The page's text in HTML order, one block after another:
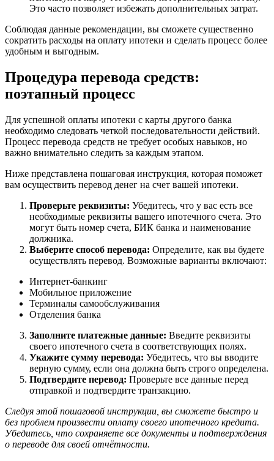
Это часто позволяет избежать дополнительных затрат.
Соблюдая данные рекомендации, вы сможете существенно
сократить расходы на оплату ипотеки и сделать процесс более
удобным и выгодным.
Процедура перевода средств:
поэтапный процесс
Для успешной оплаты ипотеки с карты другого банка
необходимо следовать четкой последовательности действий.
Процесс перевода средств не требует особых навыков, но
важно внимательно следить за каждым этапом.
Ниже представлена пошаговая инструкция, которая поможет
вам осуществить перевод денег на счет вашей ипотеки.
Проверьте реквизиты: Убедитесь, что у вас есть все
необходимые реквизиты вашего ипотечного счета. Это
могут быть номер счета, БИК банка и наименование
должника.
Выберите способ перевода: Определите, как вы будете
осуществлять перевод. Возможные варианты включают:
Интернет-банкинг
Мобильное приложение
Терминалы самообслуживания
Отделения банка
Заполните платежные данные: Введите реквизиты
своего ипотечного счета в соответствующих полях.
Укажите сумму перевода: Убедитесь, что вы вводите
верную сумму, если она должна быть строго определена.
Подтвердите перевод: Проверьте все данные перед
отправкой и подтвердите транзакцию.
Следуя этой пошаговой инструкции, вы сможете быстро и
без проблем произвести оплату своего ипотечного кредита.
Убедитесь, что сохраняете все документы и подтверждения
о переводе для своей отчётности.